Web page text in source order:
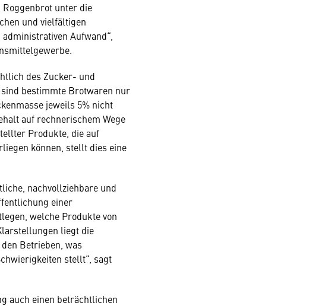
unter die
und vielfältigen
Aufwand“,
des Zucker- und
bestimmte Brotwaren nur
jeweils 5% nicht
auf rechnerischem Wege
Produkte, die auf
können, stellt dies eine
nachvollziehbare und
einer
welche Produkte von
liegt die
Betrieben, was
stellt“, sagt
auch einen beträchtlichen